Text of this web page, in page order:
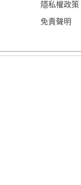
隱私權政策
免責聲明